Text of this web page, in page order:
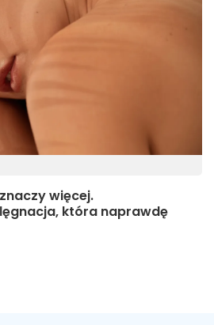
więcej.
która naprawdę